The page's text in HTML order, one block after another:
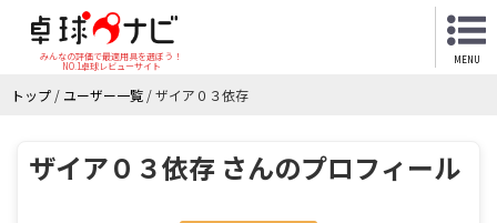
みんなの評価で最適用具を選ぼう！
NO.1卓球レビューサイト
MENU
トップ / ユーザー一覧 /ザイア０３依存
ザイア０３依存 さんのプロフィール